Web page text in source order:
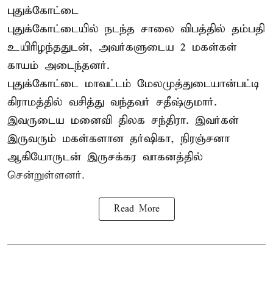
புதுக்கோட்டை
புதுக்கோட்டையில் நடந்த சாலை விபத்தில் தம்பதி
உயிரிழந்ததுடன், அவர்களுடைய 2 மகள்கள்
காயம் அடைந்தனர்.
புதுக்கோட்டை மாவட்டம் மேலமுத்துடையான்பட்டி
கிராமத்தில் வசித்து வந்தவர் சதீஷ்குமார்.
இவருடைய மனைவி திலக சந்திரா. இவர்கள்
இருவரும் மகள்களான தர்ஷிகா, நிரஞ்சனா
ஆகியோருடன் இருசக்கர வாகனத்தில்
சென்றுள்ளனர்.
Read More